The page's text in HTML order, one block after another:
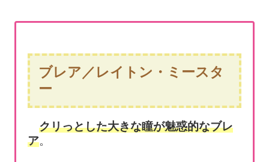
ブレア／レイトン・ミースタ
ー
クリっとした大きな瞳が魅惑的なブレ
ア。